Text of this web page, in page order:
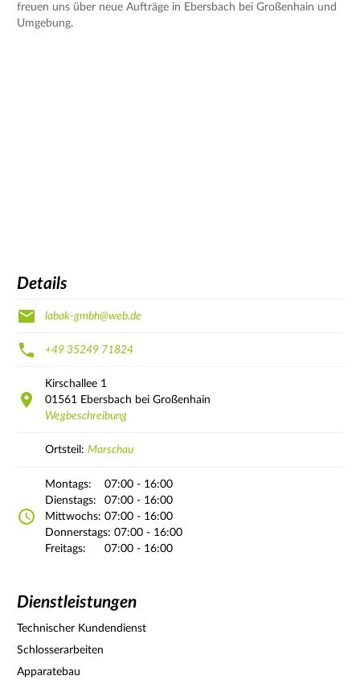
freuen uns über neue Aufträge in Ebersbach bei Großenhain und
Umgebung.
Details
labak-gmbh@web.de
+49 35249 71824
Kirschallee 1
01561
Ebersbach bei Großenhain
Wegbeschreibung
Ortsteil: Marschau
Montags:
07:00 - 16:00
Dienstags:
07:00 - 16:00
Mittwochs: 07:00 - 16:00
Donnerstags: 07:00 - 16:00
Freitags:
07:00 - 16:00
Dienstleistungen
Technischer Kundendienst
Schlosserarbeiten
Apparatebau